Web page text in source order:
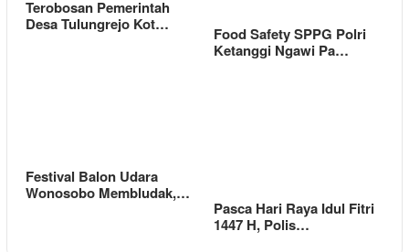
Terobosan Pemerintah
Desa Tulungrejo Kot…
Food Safety SPPG Polri
Ketanggi Ngawi Pa…
Festival Balon Udara
Wonosobo Membludak,…
Pasca Hari Raya Idul Fitri
1447 H, Polis…